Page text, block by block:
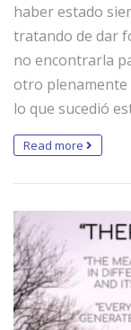
haber estado
tratando de dar
no encontrarla
otro plenamente
lo que sucedió
Read more